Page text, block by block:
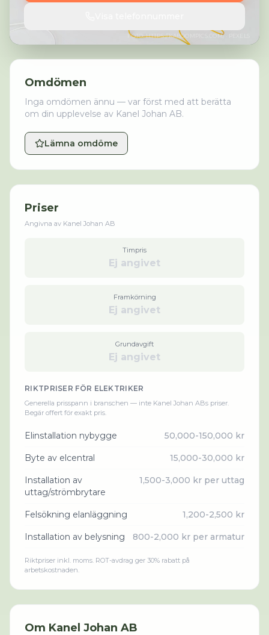
FOTO:HTTPS://KABOOMPICS.COM/· PEXELS
Omdömen
Inga omdömen ännu — var först med att berätta
om din upplevelse av Kanel Johan AB.
Lämna omdöme
Priser
Angivna av Kanel Johan AB
Timpris
Ej angivet
Framkörning
Ej angivet
Grundavgift
Ej angivet
RIKTPRISER FÖR ELEKTRIKER
Generella prisspann i branschen — inte Kanel Johan ABs priser.
Begär offert för exakt pris.
Elinstallation nybygge 50,000-150,000 kr
Byte av elcentral 15,000-30,000 kr
Installation av
uttag/strömbrytare
1,500-3,000 kr per uttag
Felsökning elanläggning 1,200-2,500 kr
Installation av belysning 800-2,000 kr per armatur
Riktpriser inkl. moms. ROT-avdrag ger 30% rabatt på
arbetskostnaden.
Om Kanel Johan AB